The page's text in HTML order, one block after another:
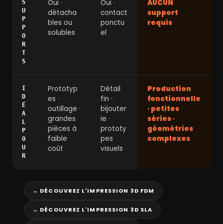
S
U
P
P
O
R
T
S
Oui ·
détacha
bles ou
solubles
Oui ·
contact
ponctu
el
AUCUN
support
requis
I
D
É
A
L
P
O
U
R
Prototyp
es ·
outillage ·
grandes
pièces à
faible
coût
Détail
fin ·
bijouter
ie ·
prototy
pes
visuels
Production
fonctionnelle
· petites
séries ·
géométries
complexes
→ DÉCOUVREZ L'IMPRESSION 3D FDM
→ DÉCOUVREZ L'IMPRESSION 3D SLA